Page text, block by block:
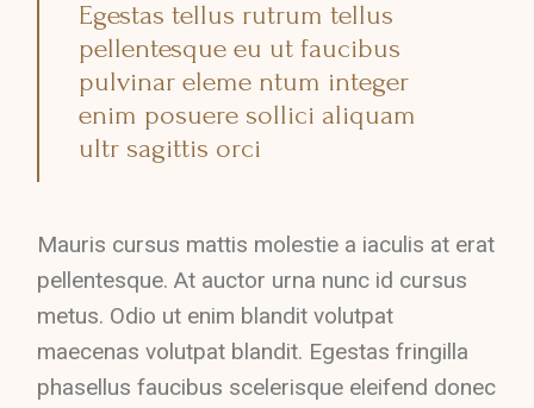
Egestas tellus rutrum tellus
pellentesque eu ut faucibus
pulvinar eleme ntum integer
enim posuere sollici aliquam
ultr sagittis orci
Mauris cursus mattis molestie a iaculis at erat
pellentesque. At auctor urna nunc id cursus
metus. Odio ut enim blandit volutpat
maecenas volutpat blandit. Egestas fringilla
phasellus faucibus scelerisque eleifend donec